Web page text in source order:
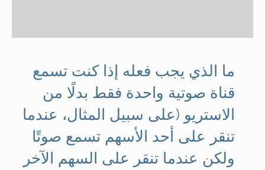
ما الذي يجب فعله إذا كنت تسمع
قناة صوتية واحدة فقط بدلًا من
الاستريو (على سبيل المثال، عندما
تنقر على أحد الأسهم تسمع صوتًا
ولكن عندما تنقر على السهم الآخر